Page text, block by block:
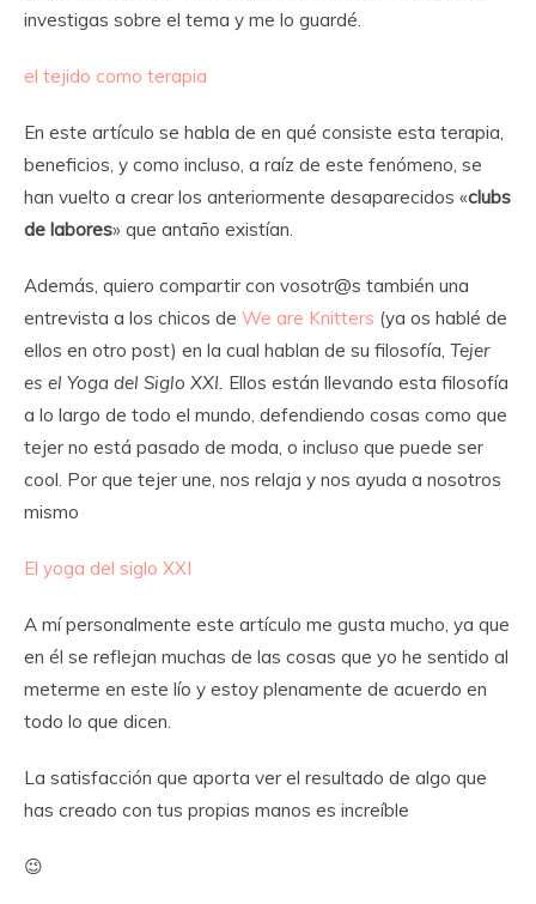
investigas sobre el tema y me lo guardé.
el tejido como terapia
En este artículo se habla de en qué consiste esta terapia,
beneficios, y como incluso, a raíz de este fenómeno, se
han vuelto a crear los anteriormente desaparecidos «clubs
de labores» que antaño existían.
Además, quiero compartir con vosotr@s también una
entrevista a los chicos de We are Knitters (ya os hablé de
ellos en otro post) en la cual hablan de su filosofía, Tejer
es el Yoga del Siglo XXI. Ellos están llevando esta filosofía
a lo largo de todo el mundo, defendiendo cosas como que
tejer no está pasado de moda, o incluso que puede ser
cool. Por que tejer une, nos relaja y nos ayuda a nosotros
mismo
El yoga del siglo XXI
A mí personalmente este artículo me gusta mucho, ya que
en él se reflejan muchas de las cosas que yo he sentido al
meterme en este lío y estoy plenamente de acuerdo en
todo lo que dicen.
La satisfacción que aporta ver el resultado de algo que
has creado con tus propias manos es increíble
😉